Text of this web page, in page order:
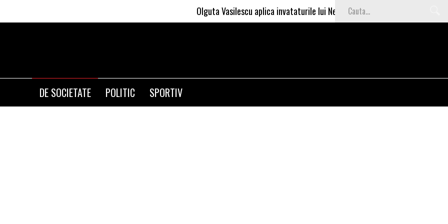
Olguta Vasilescu aplica invataturile lui Nea Marin: somajul mare e o garantie
DE SOCIETATE POLITIC SPORTIV